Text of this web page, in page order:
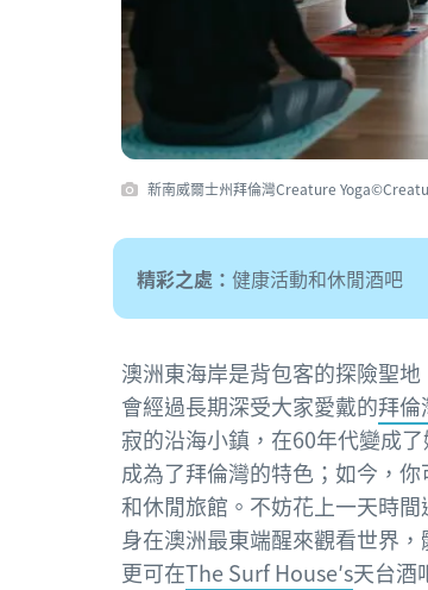
新南威爾士州拜倫灣Creature
精彩之處： 健康活動和休閒酒吧
澳洲東海岸是背包客的探險聖
會經過長期深受大家愛戴的拜倫
寂的沿海小鎮，在60年代變成
成為了拜倫灣的特色；如今，
和休閒旅館。不妨花上一天時
身在澳洲最東端醒來觀看世界
更可在The Surf House′s天台酒